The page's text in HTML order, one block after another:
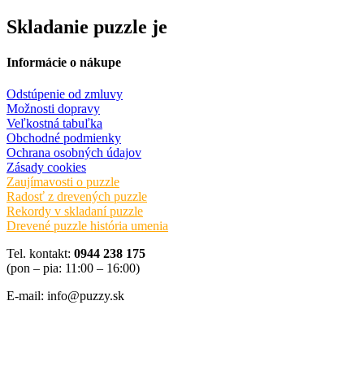
Skladanie puzzle je
Informácie o nákupe
Odstúpenie od zmluvy
Možnosti dopravy
Veľkostná tabuľka
Obchodné podmienky
Ochrana osobných údajov
Zásady cookies
Zaujímavosti o puzzle
Radosť z drevených puzzle
Rekordy v skladaní puzzle
Drevené puzzle história umenia
Tel. kontakt: 0944 238 175
(pon – pia: 11:00 – 16:00)
E-mail: info@puzzy.sk